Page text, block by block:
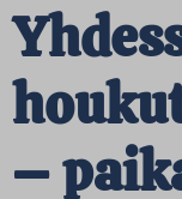
–